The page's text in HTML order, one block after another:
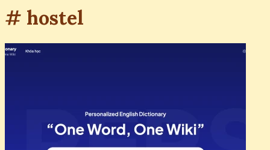
# hostel